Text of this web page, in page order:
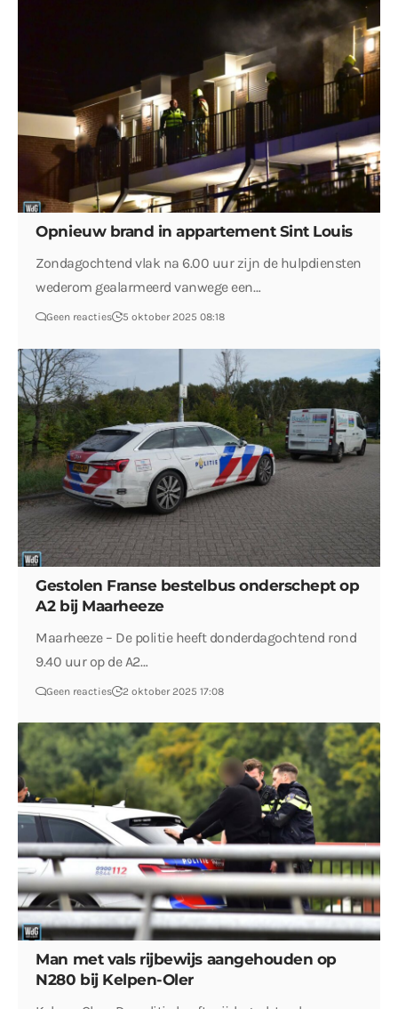
Opnieuw brand in appartement Sint Louis
Zondagochtend vlak na 6.00 uur zijn de hulpdiensten
wederom gealarmeerd vanwege een…
Geen reacties 5 oktober 2025 08:18
Gestolen Franse bestelbus onderschept op
A2 bij Maarheeze
Maarheeze – De politie heeft donderdagochtend rond
9.40 uur op de A2…
Geen reacties 2 oktober 2025 17:08
Man met vals rijbewijs aangehouden op
N280 bij Kelpen-Oler